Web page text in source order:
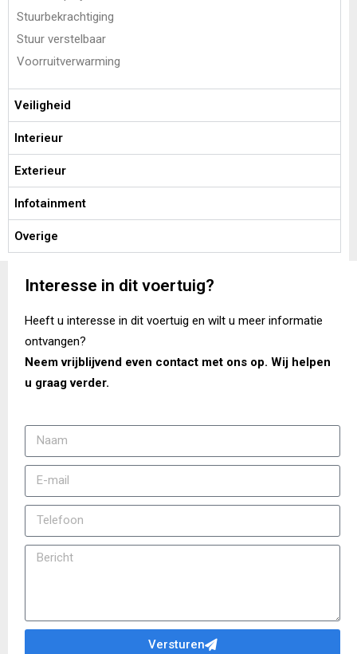
Stuurbekrachtiging
Stuur verstelbaar
Voorruitverwarming
Veiligheid
Interieur
Exterieur
Infotainment
Overige
Interesse in dit voertuig?
Heeft u interesse in dit voertuig en wilt u meer informatie
ontvangen?
Neem vrijblijvend even contact met ons op. Wij helpen
u graag verder.
Versturen